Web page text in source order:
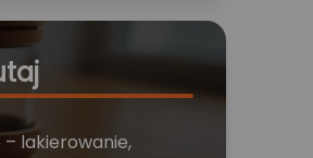
lakierowanie,